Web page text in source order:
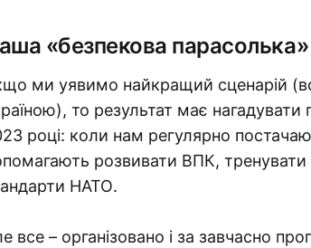
«безпекова парасолька»
ми уявимо найкращий сценарій
то результат має
році: коли нам регулярно
розвивати ВПК, тренувати
НАТО.
все – організовано і за завчасно